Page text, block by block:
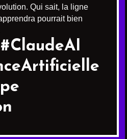
Qui sait, la ligne
pourrait bien